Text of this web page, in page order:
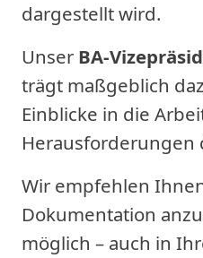
dargestellt wird.
Unser BA-
trägt maßgeblich
Einblicke in die
Herausforderungen
Wir empfehlen
Dokumentation
möglich – auch in